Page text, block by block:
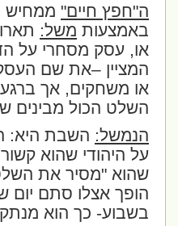
ה"חפץ חיים"ממחיש
באמצעותמשל:תארו-
או, עסק מסחרי על
המציין –את שם העסק:
או משחקים, אך ברגע
השלט הכול מבינים
הנמשל:השבת היא:
על היהודי שהוא קשור
שהוא "מסיר את
הופך אצלו סתם יום
בשבוע- כך הוא